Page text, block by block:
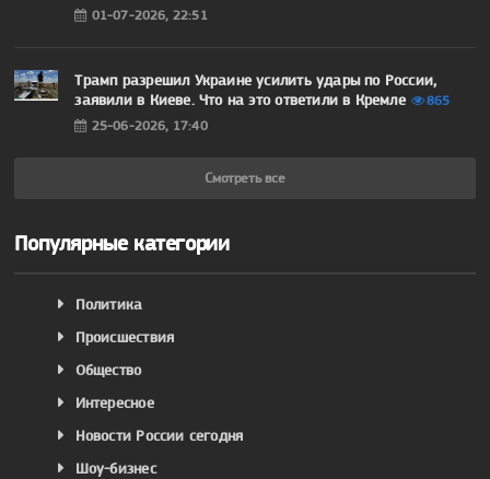
01-07-2026, 22:51
Трамп разрешил Украине усилить удары по России,
заявили в Киеве. Что на это ответили в Кремле
865
25-06-2026, 17:40
Смотреть все
Популярные категории
Политика
Происшествия
Общество
Интересное
Новости России сегодня
Шоу-бизнес